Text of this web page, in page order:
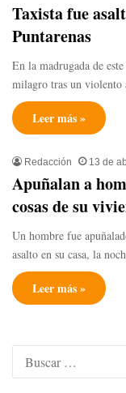
Taxista fue
Puntarenas
En la madrugada de
milagro tras un violento
Leer más »
Redacción 13 de
Apuñalan a
cosas de su
Un hombre fue
asalto en su casa, la
Leer más »